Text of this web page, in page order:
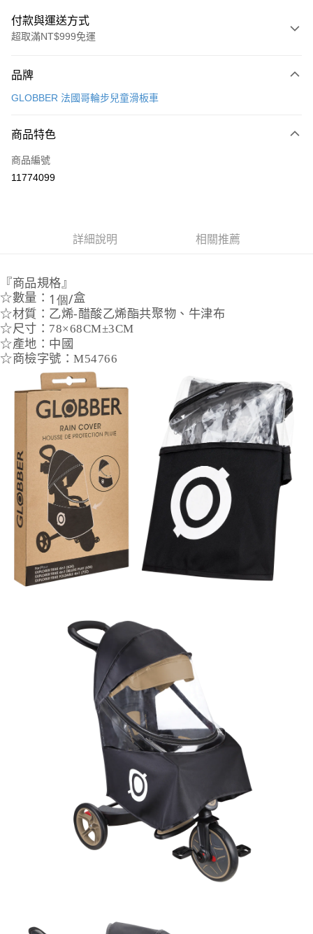
付款與運送方式
超取滿NT$999免運
信用卡一次付款
3 期 0 利率 每期
合作金庫商業銀行
上海商業儲蓄銀行
聯邦商業銀行
遠東國際商業銀行
台新國際商業銀行
台灣樂天信用卡公司
超商取貨付款
LINE Pay
運送方式
全家取貨付款
每筆NT$85，滿NT$999(含以上)免運費
付款後全家取貨
每筆NT$85，滿NT$999(含以上)免運費
付款後萊爾富取貨
每筆NT$100，滿NT$999(含以上)免運費
7-11取貨付款
每筆NT$85，滿NT$999(含以上)免運費
付款後7-11取貨
每筆NT$85，滿NT$999(含以上)免運費
每筆NT$85，滿NT$999(含以上)免運費
品牌
GLOBBER 法國哥輪步兒童滑板車
商品特色
商品編號
11774099
詳細說明 相關推薦
『商品規格』
☆數量： 1個/盒
☆材質： 乙烯-醋酸乙烯酯共聚物、牛津布
☆尺寸：78×68CM±3CM
☆產地：中國
☆商檢字號 ：M54766